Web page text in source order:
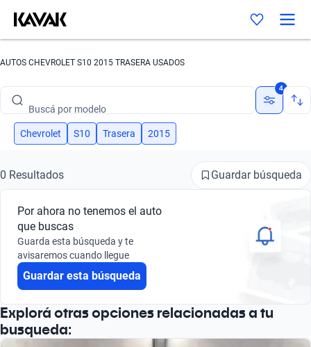
AUTOS CHEVROLET S10 2015 TRASERA USADOS
Buscá por versión
Buscá por marca
Buscá por modelo
Buscá por versión
4
Chevrolet S10 Trasera 2015
0 Resultados Guardar búsqueda
Por ahora no tenemos el auto
que buscas
Guarda esta búsqueda y te
avisaremos cuando llegue
Guardar esta búsqueda
Explorá otras opciones relacionadas a tu
busqueda: